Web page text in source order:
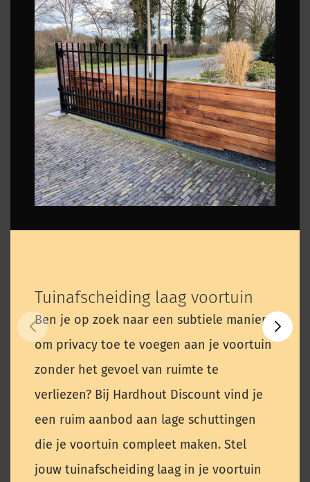
Tuinafscheiding laag voortuin
Ben je op zoek naar een subtiele manier
om privacy toe te voegen aan je voortuin
zonder het gevoel van ruimte te
verliezen? Bij Hardhout Discount vind je
een ruim aanbod aan lage schuttingen
die je voortuin compleet maken. Stel
jouw tuinafscheiding laag in je voortuin